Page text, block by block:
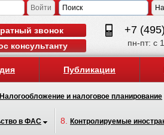
Войти
звонок
консультанту
+7
пн-пт: с
Публикации
Налогообложение и налоговое планирование
в ФАС 8. Контролируемые